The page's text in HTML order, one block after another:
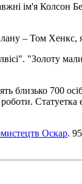
ім'я Колсон
– Том Хенкс,
"Золоту
близько 700
Оскар.